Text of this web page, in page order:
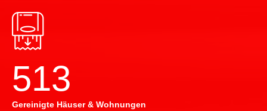
514
Gereinigte Häuser & Wohnungen